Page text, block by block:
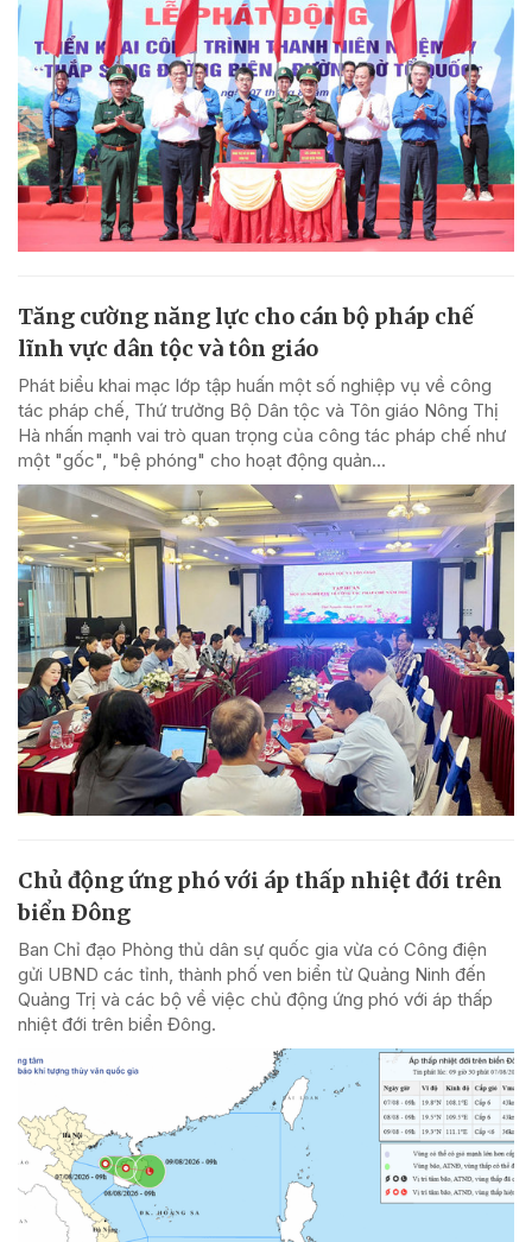
Tăng cường năng lực cho cán bộ pháp chế
lĩnh vực dân tộc và tôn giáo
Phát biểu khai mạc lớp tập huấn một số nghiệp vụ về công
tác pháp chế, Thứ trưởng Bộ Dân tộc và Tôn giáo Nông Thị
Hà nhấn mạnh vai trò quan trọng của công tác pháp chế như
một "gốc", "bệ phóng" cho hoạt động quản...
Chủ động ứng phó với áp thấp nhiệt đới trên
biển Đông
Ban Chỉ đạo Phòng thủ dân sự quốc gia vừa có Công điện
gửi UBND các tỉnh, thành phố ven biển từ Quảng Ninh đến
Quảng Trị và các bộ về việc chủ động ứng phó với áp thấp
nhiệt đới trên biển Đông.